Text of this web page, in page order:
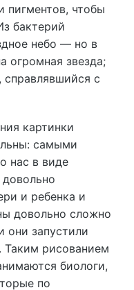
пигментов, чтобы
бактерий
небо — но в
огромная звезда;
с
картинки
самыми
нас в виде
и ребенка и
довольно сложно
они запустили
Таким рисованием
биологи,
по